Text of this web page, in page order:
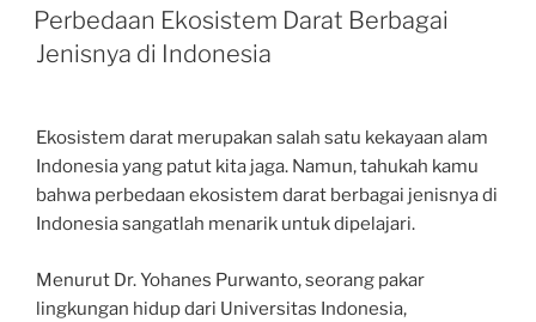
ON
Perbedaan Ekosistem Darat Berbagai
Jenisnya di Indonesia
Ekosistem darat merupakan salah satu kekayaan alam
Indonesia yang patut kita jaga. Namun, tahukah kamu
bahwa perbedaan ekosistem darat berbagai jenisnya di
Indonesia sangatlah menarik untuk dipelajari.
Menurut Dr. Yohanes Purwanto, seorang pakar
lingkungan hidup dari Universitas Indonesia,